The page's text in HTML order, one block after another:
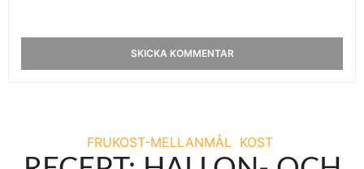
FRUKOST-MELLANMÅL KOST